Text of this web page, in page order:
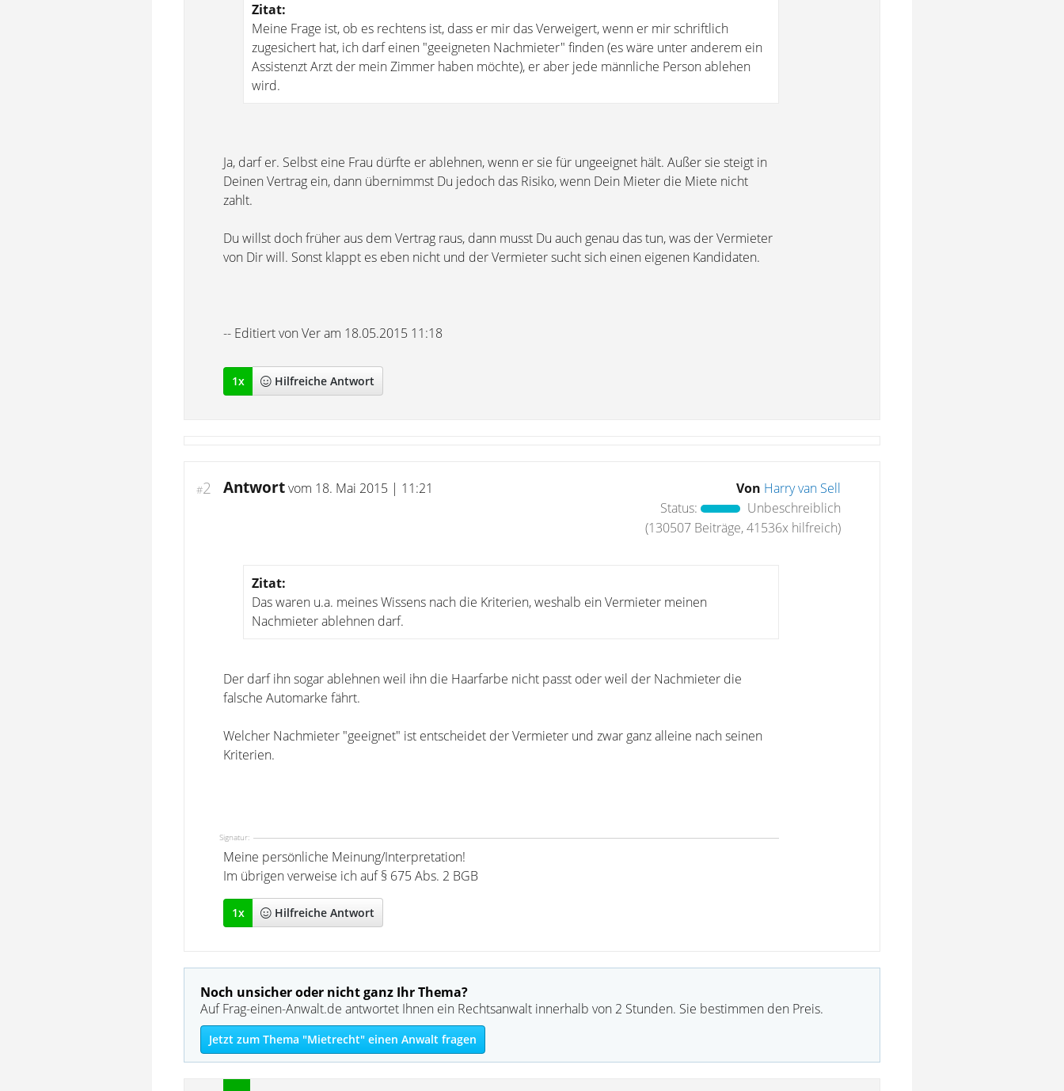
Zitat:
Meine Frage ist, ob es rechtens ist, dass er mir das Verweigert, wenn er mir schriftlich
zugesichert hat, ich darf einen "geeigneten Nachmieter" finden (es wäre unter anderem ein
Assistenzt Arzt der mein Zimmer haben möchte), er aber jede männliche Person ablehen
wird.
Ja, darf er. Selbst eine Frau dürfte er ablehnen, wenn er sie für ungeeignet hält. Außer sie steigt in
Deinen Vertrag ein, dann übernimmst Du jedoch das Risiko, wenn Dein Mieter die Miete nicht
zahlt.
Du willst doch früher aus dem Vertrag raus, dann musst Du auch genau das tun, was der Vermieter
von Dir will. Sonst klappt es eben nicht und der Vermieter sucht sich einen eigenen Kandidaten.
-- Editiert von Ver am 18.05.2015 11:18
1x Hilfreiche Antwort
#2 Antwortvom 18. Mai 2015 | 11:21 Von Harry van Sell
Status:
Unbeschreiblich
(130507 Beiträge, 41536x hilfreich)
Zitat:
Das waren u.a. meines Wissens nach die Kriterien, weshalb ein Vermieter meinen
Nachmieter ablehnen darf.
Der darf ihn sogar ablehnen weil ihn die Haarfarbe nicht passt oder weil der Nachmieter die
falsche Automarke fährt.
Welcher Nachmieter "geeignet" ist entscheidet der Vermieter und zwar ganz alleine nach seinen
Kriterien.
Signatur:
Meine persönliche Meinung/Interpretation!
Im übrigen verweise ich auf § 675 Abs. 2 BGB
1x Hilfreiche Antwort
Noch unsicher oder nicht ganz Ihr Thema?
Auf Frag-einen-Anwalt.de antwortet Ihnen ein Rechtsanwalt innerhalb von 2 Stunden. Sie bestimmen den Preis.
Jetzt zum Thema "Mietrecht" einen Anwalt fragen